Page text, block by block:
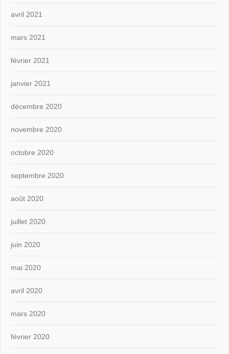
avril 2021
mars 2021
février 2021
janvier 2021
décembre 2020
novembre 2020
octobre 2020
septembre 2020
août 2020
juillet 2020
juin 2020
mai 2020
avril 2020
mars 2020
février 2020